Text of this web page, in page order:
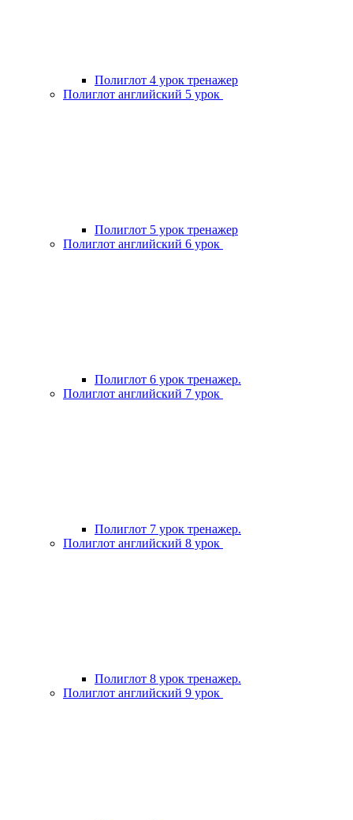
Полиглот 4 урок тренажер
Полиглот английский 5 урок
Полиглот 5 урок тренажер
Полиглот английский 6 урок
Полиглот 6 урок тренажер.
Полиглот английский 7 урок
Полиглот 7 урок тренажер.
Полиглот английский 8 урок
Полиглот 8 урок тренажер.
Полиглот английский 9 урок